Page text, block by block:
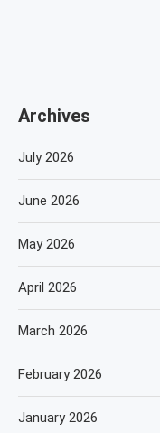
Archives
July 2026
June 2026
May 2026
April 2026
March 2026
February 2026
January 2026